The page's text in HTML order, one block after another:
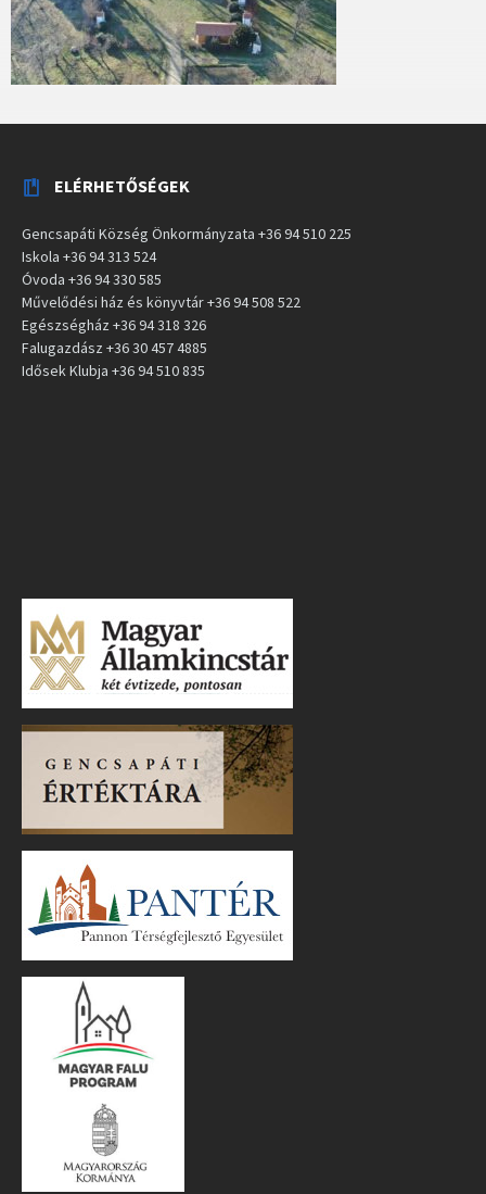
ELÉRHETŐSÉGEK
Gencsapáti Község Önkormányzata +36 94 510 225
Iskola +36 94 313 524
Óvoda +36 94 330 585
Művelődési ház és könyvtár +36 94 508 522
Egészségház +36 94 318 326
Falugazdász +36 30 457 4885
Idősek Klubja +36 94 510 835